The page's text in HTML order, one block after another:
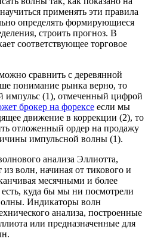
применять эти правила
определять формирующиеся
строить прогноз. В
соответствующее торговое
сравнить с деревянной
понимание рынка верно, то
импульс (1), отмеченный цифрой
брокер на форексе если мы
движение в коррекции (2), то
отложенный ордер на продажу
импульсной волны (1).
анализа Эллиотта,
волн, начиная от тикового и
месячными и более
куда бы мы ни посмотрели
Индикаторы волн
анализа, построенные
или предназначенные для